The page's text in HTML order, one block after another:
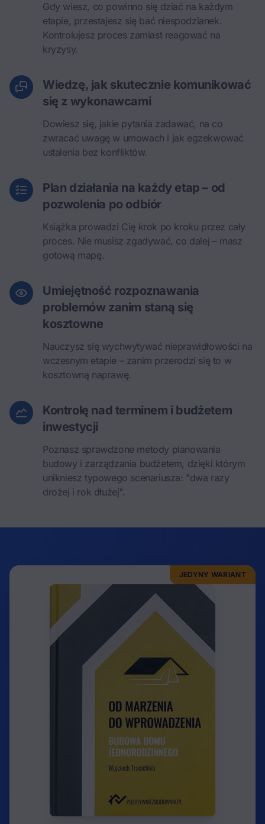
Gdy wiesz, co powinno się dziać na każdym
etapie, przestajesz się bać niespodzianek.
Kontrolujesz proces zamiast reagować na
kryzysy.
Wiedzę, jak skutecznie komunikować
się z wykonawcami
Dowiesz się, jakie pytania zadawać, na co
zwracać uwagę w umowach i jak egzekwować
ustalenia bez konfliktów.
Plan działania na każdy etap – od
pozwolenia po odbiór
Książka prowadzi Cię krok po kroku przez cały
proces. Nie musisz zgadywać, co dalej – masz
gotową mapę.
Umiejętność rozpoznawania
problemów zanim staną się
kosztowne
Nauczysz się wychwytywać nieprawidłowości na
wczesnym etapie – zanim przerodzi się to w
kosztowną naprawę.
Kontrolę nad terminem i budżetem
inwestycji
Poznasz sprawdzone metody planowania
budowy i zarządzania budżetem, dzięki którym
unikniesz typowego scenariusza: "dwa razy
drożej i rok dłużej".
JEDYNY WARIANT